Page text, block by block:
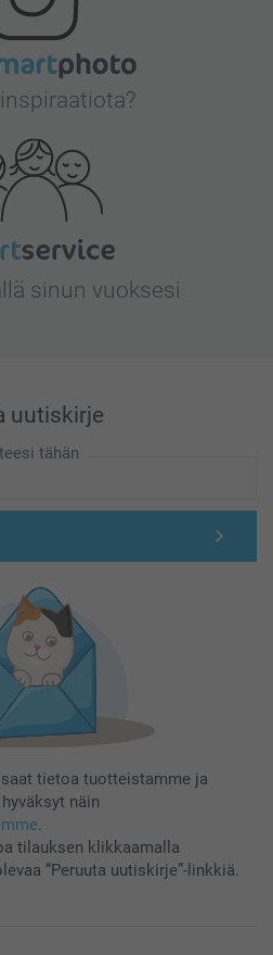
sinun vuoksesi
uutiskirje
tähän
tietoa tuotteistamme ja
näin
.
tilauksen klikkaamalla
“Peruuta uutiskirje”-linkkiä.